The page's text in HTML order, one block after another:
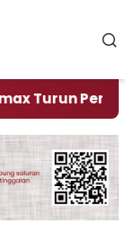
Per Hari